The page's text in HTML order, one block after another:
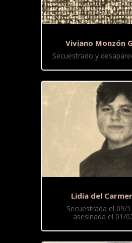
Viviano Monzón
Secuestrado y
Lidia del
Secuestrada el 09/
asesinada el 01/